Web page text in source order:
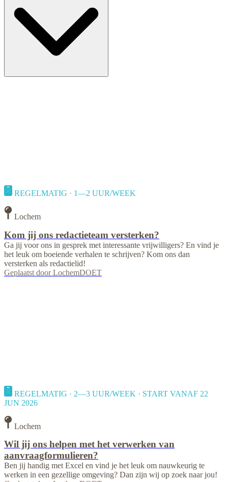
REGELMATIG · 1—2 UUR/WEEK
Lochem
Kom jij ons redactieteam versterken?
Ga jij voor ons in gesprek met interessante vrijwilligers? En vind je
het leuk om boeiende verhalen te schrijven? Kom ons dan
versterken als redactielid!
Geplaatst door LochemDOET
REGELMATIG · 2—3 UUR/WEEK · START VANAF 22
JUN 2026
Lochem
Wil jij ons helpen met het verwerken van
aanvraagformulieren?
Ben jij handig met Excel en vind je het leuk om nauwkeurig te
werken in een gezellige omgeving? Dan zijn wij op zoek naar jou!